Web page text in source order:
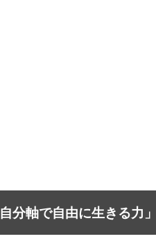
分軸で自由に生きる力